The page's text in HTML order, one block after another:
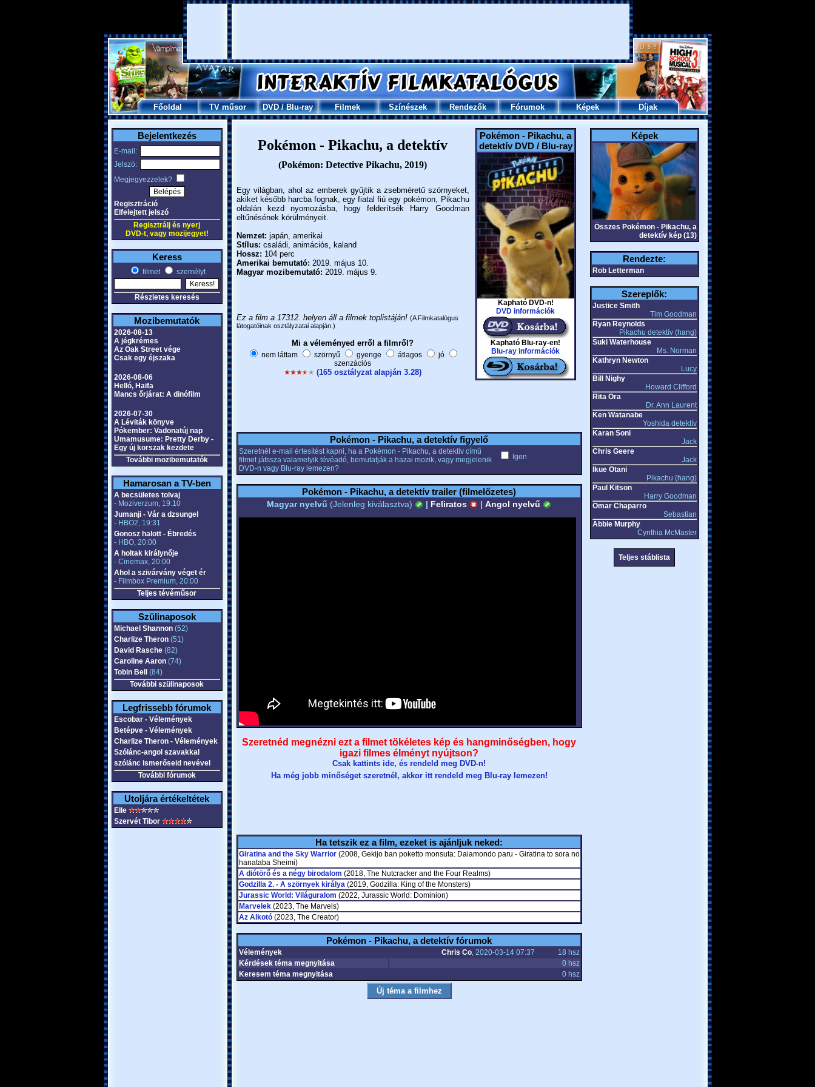
Főoldal TV műsor DVD/Blu-ray Filmek Színészek Rendezők Fórumok Képek Díjak
Bejelentkezés
E-mail:
Jelszó:
Megjegyezzelek?
Regisztráció
Elfelejtett jelszó
Regisztrálj és nyerj
DVD-t, vagy mozijegyet!
Keress
filmet személyt
Részletes keresés
Mozibemutatók
2026-08-13
A jégkrémes
Az Oak Street vége
Csak egy éjszaka
2026-08-06
Helló, Haifa
Mancs őrjárat: A dinófilm
2026-07-30
A Léviták könyve
Pókember: Vadonatúj nap
Umamusume: Pretty Derby -
Egy új korszak kezdete
További mozibemutatók
Hamarosan a TV-ben
A becsületes tolvaj
- Moziverzum, 19:10
Jumanji - Vár a dzsungel
- HBO2, 19:31
Gonosz halott - Ébredés
- HBO, 20:00
A holtak királynője
- Cinemax, 20:00
Ahol a szivárvány véget ér
- Filmbox Premium, 20:00
Teljes tévéműsor
Szülinaposok
Michael Shannon(52)
Charlize Theron(51)
David Rasche(82)
Caroline Aaron(74)
Tobin Bell
(84)
További szülinaposok
Legfrissebb fórumok
Escobar - Vélemények
Betépve - Vélemények
Charlize Theron - Vélemények
Szólánc-angol szavakkal
szólánc ismerőseid nevével
További fórumok
Utoljára értékeltétek
Elle
Szervét Tibor
Pokémon - Pikachu, a
detektív DVD / Blu-ray
Kapható DVD-n!
DVD információk
Kapható Blu-ray-en!
Blu-ray információk
Pokémon - Pikachu, a detektív
(Pokémon: Detective Pikachu, 2019)
Egy világban, ahol az emberek gyűjtik a zsebméretű szörnyeket,
akiket később harcba fognak, egy fiatal fiú egy pokémon, Pikachu
oldalán kezd nyomozásba, hogy felderítsék Harry Goodman
eltűnésének körülményeit.
Nemzet: japán, amerikai
Stílus: családi, animációs, kaland
Hossz: 104 perc
Amerikai bemutató: 2019. május 10.
Magyar mozibemutató: 2019. május 9.
Ez a film a 17312. helyen áll a filmek toplistáján! (A Filmkatalógus
látogatóinak osztályzatai alapján.)
Mi a véleményed erről a filmről?
nem láttam szörnyű gyenge átlagos
jó
szenzációs
(165 osztályzat alapján 3.28)
Pokémon - Pikachu, a detektív figyelő
Szeretnél e-mail értesítést kapni, ha a Pokémon - Pikachu, a detektív című
filmet játssza valamelyik tévéadó, bemutatják a hazai mozik, vagy megjelenik
DVD-n vagy Blu-ray lemezen?
Igen
Pokémon - Pikachu, a detektív trailer (filmelőzetes)
Magyar nyelvű (Jelenleg kiválasztva) | Feliratos | Angol nyelvű
Szeretnéd megnézni ezt a filmet tökéletes kép és hangminőségben, hogy
igazi filmes élményt nyújtson?
Csak kattints ide, és rendeld meg DVD-n!
Ha még jobb minőséget szeretnél, akkor itt rendeld meg Blu-ray lemezen!
Ha tetszik ez a film, ezeket is ajánljuk neked:
Giratina and the Sky Warrior(2008, Gekijo ban poketto monsuta: Daiamondo paru - Giratina to sora no
hanataba Sheimi)
A diótörő és a négy birodalom (2018, The Nutcracker and the Four Realms)
Godzilla 2. - A szörnyek királya(2019, Godzilla: King of the Monsters)
Jurassic World: Világuralom (2022, Jurassic World: Dominion)
Marvelek(2023, The Marvels)
Az Alkotó(2023, The Creator)
Pokémon - Pikachu, a detektív fórumok
Vélemények Chris Co, 2020-03-14 07:37
18 hsz
Kérdések téma megnyitása
0 hsz
Keresem téma megnyitása
0 hsz
Képek
Összes Pokémon - Pikachu, a
detektív kép (13)
Rendezte:
Rob Letterman
Szereplők:
Justice Smith
Tim Goodman
Ryan Reynolds
Pikachu detektív (hang)
Suki Waterhouse
Ms. Norman
Kathryn Newton
Lucy
Bill Nighy
Howard Clifford
Rita Ora
Dr. Ann Laurent
Ken Watanabe
Yoshida detektív
Karan Soni
Jack
Chris Geere
Jack
Ikue Otani
Pikachu (hang)
Paul Kitson
Harry Goodman
Omar Chaparro
Sebastian
Abbie Murphy
Cynthia McMaster
Teljes stáblista